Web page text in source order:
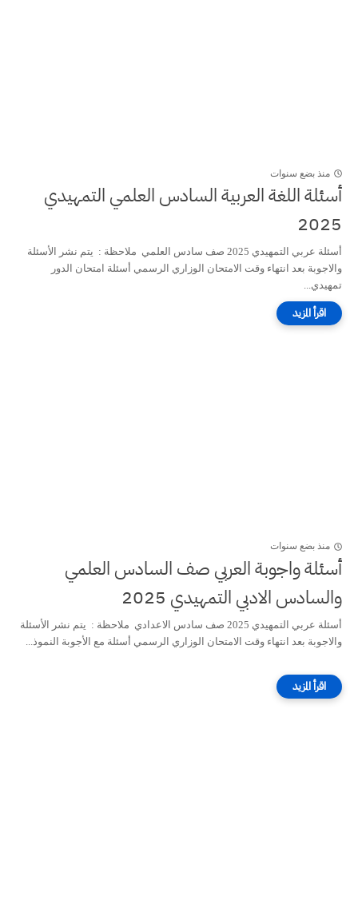
منذ بضع سنوات
أسئلة اللغة العربية السادس العلمي التمهيدي
2025
أسئلة عربي التمهيدي 2025 صف سادس العلمي ملاحظة : يتم نشر الأسئلة
والاجوبة بعد انتهاء وقت الامتحان الوزاري الرسمي أسئلة امتحان الدور
تمهيدي...
منذ بضع سنوات
أسئلة واجوبة العربي صف السادس العلمي
والسادس الادبي التمهيدي 2025
أسئلة عربي التمهيدي 2025 صف سادس الاعدادي ملاحظة : يتم نشر الأسئلة
والاجوبة بعد انتهاء وقت الامتحان الوزاري الرسمي أسئلة مع الأجوبة النموذ...